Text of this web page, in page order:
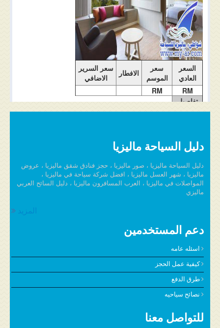
السعر
العادي
سعر
الموسم
الافطار
سعر السرير
الاضافي
RM
RM
تفاصيل
الغرفة
دليل السياحة ماليزيا
دليل السياحة ماليزيا ، صور ماليزيا ، حجز فنادق شقق ماليزيا ، عروض
ماليزيا ، شهر العسل ماليزيا ، افضل شركة سياحة في ماليزيا ،
المواصلات في ماليزيا ، العرب المسافرون ماليزيا ، دليل السائح العربي
ماليزي
المزيد
دعم المستخدمين
اسئله عامه
كيفية عمل الحجز
طرق الدفع
نصائح سياحيه
للتواصل معنا